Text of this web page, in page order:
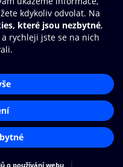
O2 Knihovna
své e-knihy a
rychleji a pohodlněji.